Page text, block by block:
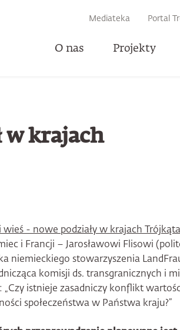
Mediateka Portal
O nas Projekty
w krajach
wieś - nowe podziały w krajach
i Francji – Jarosławowi Flisowi
niemieckiego stowarzyszenia
komisji ds. transgranicznych i
„Czy istnieje zasadniczy konflikt
społeczeństwa w Państwa kraju?”